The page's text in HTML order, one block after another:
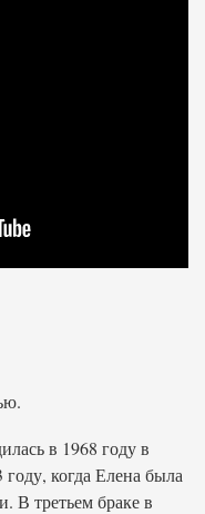
в 1968 году в
когда Елена была
В третьем браке в